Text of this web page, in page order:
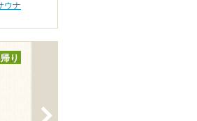
ウナ
帰り